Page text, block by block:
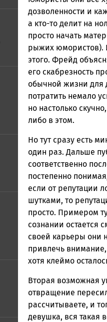
дозволенности и
а кто-то делит на
просто начать
рыжих юмористов).
этого. Фрейд
его скабрезность
обычной жизни для
потратить немало
но настолько
либо в этом.
Но тут сразу есть
один раз. Дальше
соответственно
постепенно
если от репутации
шутками, то
просто. Примером
сознании остается
своей карьеры они
привлечь
хотя клеймо
Вторая возможная
отвращение
рассчитываете, и
девушка, вся такая